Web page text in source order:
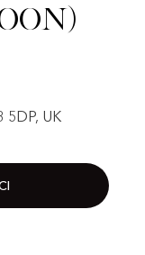
5DP, UK